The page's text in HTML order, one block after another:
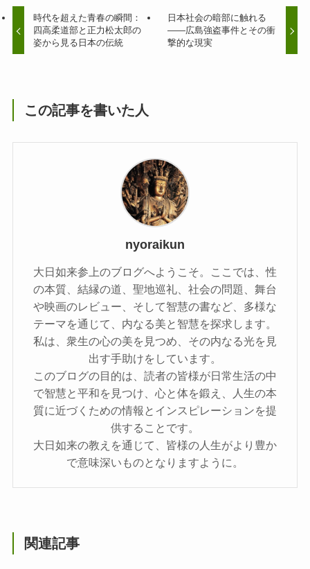
時代を超えた青春の瞬間：
四高柔道部と正力松太郎の
姿から見る日本の伝統
日本社会の暗部に触れる
――広島強盗事件とその衝
撃的な現実
この記事を書いた人
nyoraikun
大日如来参上のブログへようこそ。ここでは、性
の本質、結縁の道、聖地巡礼、社会の問題、舞台
や映画のレビュー、そして智慧の書など、多様な
テーマを通じて、内なる美と智慧を探求します。
私は、衆生の心の美を見つめ、その内なる光を見
出す手助けをしています。
このブログの目的は、読者の皆様が日常生活の中
で智慧と平和を見つけ、心と体を鍛え、人生の本
質に近づくための情報とインスピレーションを提
供することです。
大日如来の教えを通じて、皆様の人生がより豊か
で意味深いものとなりますように。
関連記事